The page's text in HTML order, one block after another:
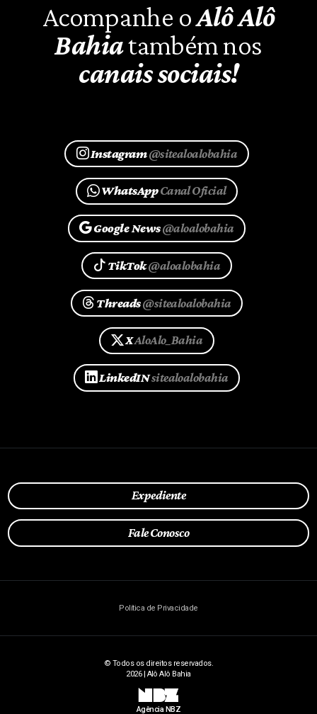
Acompanhe oAlô Alô
Bahiatambém nos
canais sociais!
Instagram@sitealoalobahia
WhatsAppCanal Oficial
Google News@aloalobahia
TikTok@aloalobahia
Threads@sitealoalobahia
XAloAlo_Bahia
LinkedINsitealoalobahia
Expediente
Fale Conosco
Política de Privacidade
© Todos os direitos reservados.
2026 | Alô Alô Bahia
NBZ
Agência NBZ